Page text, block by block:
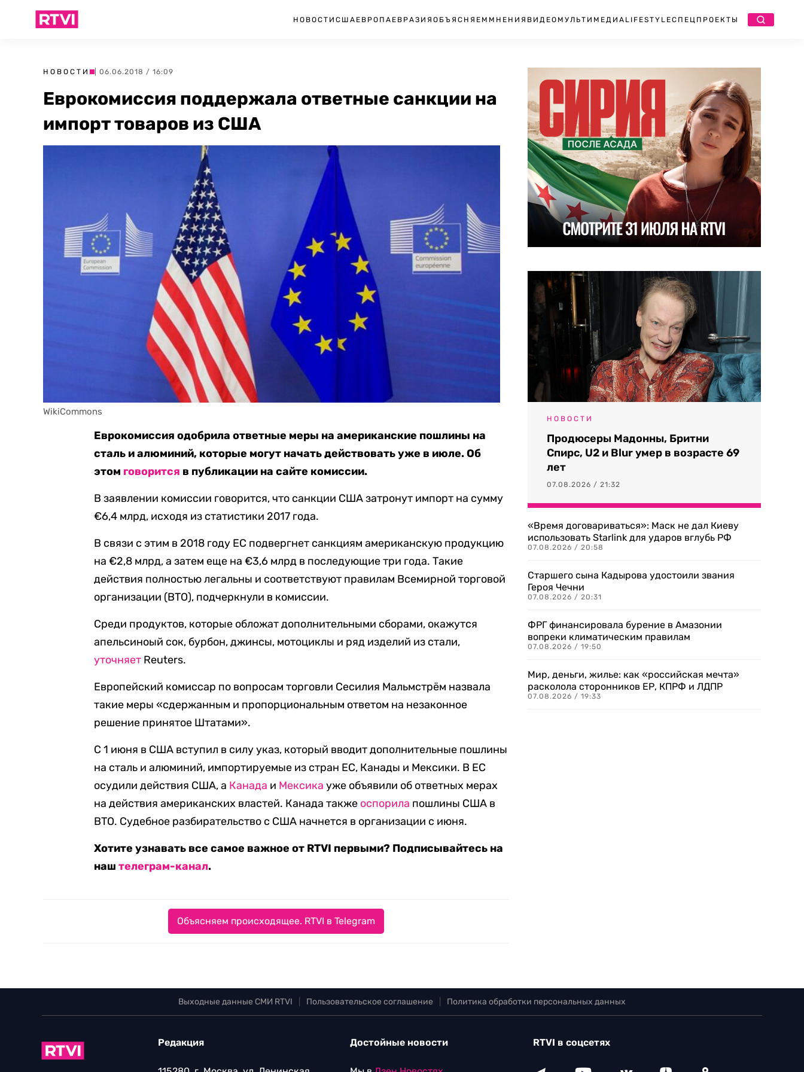
НОВОСТИ США ЕВРОПА ЕВРАЗИЯ ОБЪЯСНЯЕМ МНЕНИЯ ВИДЕО МУЛЬТИМЕДИА LIFESTYLEСПЕЦПРОЕКТЫ
НОВОСТИ | 06.06.2018 / 16:09
Еврокомиссия поддержала ответные санкции на
импорт товаров из США
WikiCommons
Еврокомиссия одобрила ответные меры на американские пошлины на
сталь и алюминий, которые могут начать действовать уже в июле. Об
этом говорится в публикации на сайте комиссии.
В заявлении комиссии говорится, что санкции США затронут импорт на сумму
€6,4 млрд, исходя из статистики 2017 года.
В связи с этим в 2018 году ЕС подвергнет санкциям американскую продукцию
на €2,8 млрд, а затем еще на €3,6 млрд в последующие три года. Такие
действия полностью легальны и соответствуют правилам Всемирной торговой
организации (ВТО), подчеркнули в комиссии.
Среди продуктов, которые обложат дополнительными сборами, окажутся
апельсиноый сок, бурбон, джинсы, мотоциклы и ряд изделий из стали,
уточняет Reuters.
Европейский комиссар по вопросам торговли Сесилия Мальмстрём назвала
такие меры «сдержанным и пропорциональным ответом на незаконное
решение принятое Штатами».
С 1 июня в США вступил в силу указ, который вводит дополнительные пошлины
на сталь и алюминий, импортируемые из стран ЕС, Канады и Мексики. В ЕС
осудили действия США, а Канада и Мексика уже объявили об ответных мерах
на действия американских властей. Канада также оспорила пошлины США в
ВТО. Судебное разбирательство с США начнется в организации с июня.
Хотите узнавать все самое важное от RTVI первыми? Подписывайтесь на
наштелеграм-канал.
Объясняем происходящее. RTVI в Telegram
НОВОСТИ
Продюсеры Мадонны, Бритни
Спирс, U2 и Blur умер в возрасте 69
лет
07.08.2026 / 21:32
«Время договариваться»: Маск не дал Киеву
использовать Starlink для ударов вглубь РФ
07.08.2026 / 20:58
Старшего сына Кадырова удостоили звания
Героя Чечни
07.08.2026 / 20:31
ФРГ финансировала бурение в Амазонии
вопреки климатическим правилам
07.08.2026 / 19:50
Мир, деньги, жилье: как «российская мечта»
расколола сторонников ЕР, КПРФ и ЛДПР
07.08.2026 / 19:33
Выходные данные СМИ RTVI Пользовательское соглашение Политика обработки персональных данных
Редакция Достойные новости RTVI в соцсетях